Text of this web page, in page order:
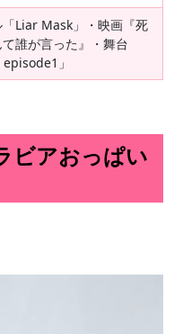
「Liar Mask」・映画『死
誰が言った』・舞台
episode1」
ビアおっぱい